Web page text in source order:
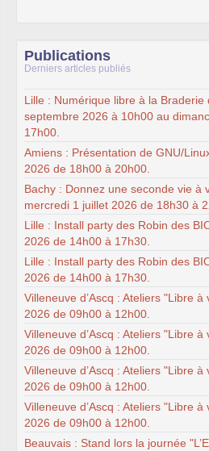
Publications
Derniers articles publiés
Lille : Numérique libre à la Braderie
septembre 2026 à 10h00 au
17h00.
Amiens : Présentation de GNU/
2026 de 18h00 à 20h00.
Bachy : Donnez une seconde vie à
mercredi 1 juillet 2026 de 18h30 à
Lille : Install party des Robin des
2026 de 14h00 à 17h30.
Lille : Install party des Robin des
2026 de 14h00 à 17h30.
Villeneuve d’Ascq : Ateliers "Libre
2026 de 09h00 à 12h00.
Villeneuve d’Ascq : Ateliers "Libre
2026 de 09h00 à 12h00.
Villeneuve d’Ascq : Ateliers "Libre
2026 de 09h00 à 12h00.
Villeneuve d’Ascq : Ateliers "Libre
2026 de 09h00 à 12h00.
Beauvais : Stand lors la journée